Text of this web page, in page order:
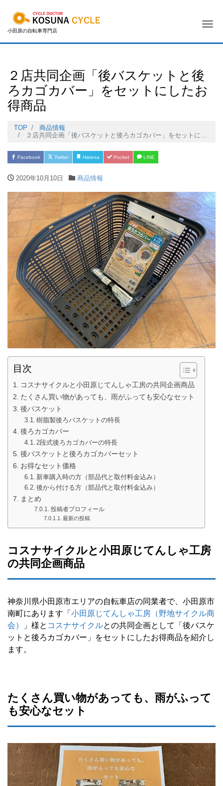
小田原の自転車専門店
２店共同企画「後バスケットと後
ろカゴカバー」をセットにしたお
得商品
TOP
商品情報
２店共同企画「後バスケットと後ろカゴカバー」をセットにしたお得商品
Facebook Twitter Hatena Pocket LINE
2020年10月10日 商品情報
目次
コスナサイクルと小田原じてんしゃ工房の共同企画商品
たくさん買い物があっても、雨がふっても安心なセット
後バスケット
樹脂製後ろバスケットの特長
後ろカゴカバー
2段式後ろカゴカバーの特長
後バスケットと後ろカゴカバーセット
お得なセット価格
新車購入時の方（部品代と取付料金込み）
後から付ける方（部品代と取付料金込み）
まとめ
投稿者プロフィール
最新の投稿
コスナサイクルと小田原じてんしゃ工房
の共同企画商品
神奈川県小田原市エリアの自転車店の同業者で、小田原市
南町にあります「 小田原じてんしゃ工房（野地サイクル商
会）
」様と コスナサイクルとの共同企画として「後バスケ
ットと後ろカゴカバー」をセットにしたお得商品を紹介し
ます。
たくさん買い物があっても、雨がふって
も安心なセット